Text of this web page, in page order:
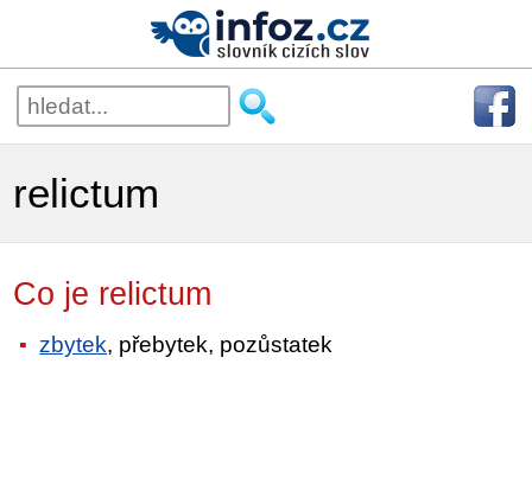
relictum
Co je relictum
zbytek, přebytek, pozůstatek